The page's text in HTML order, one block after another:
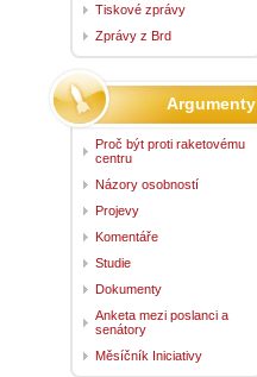
Tiskové zprávy
Zprávy z Brd
Argumenty
Proč být proti raketovému
centru
Názory osobností
Projevy
Komentáře
Studie
Dokumenty
Anketa mezi poslanci a
senátory
Měsíčník Iniciativy